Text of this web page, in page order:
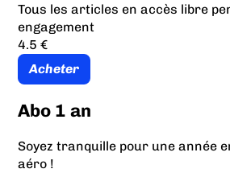
Tous les articles en accès libre
engagement
4.5 €
Acheter
Abo 1 an
Soyez tranquille pour une année
aéro !